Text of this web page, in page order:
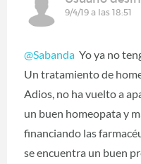
9/4/19 a las 18:51
@Sabanda Yo ya no
Un tratamiento de
Adios, no ha vuelto a
un buen homeopata y
financiando las
se encuentra un buen